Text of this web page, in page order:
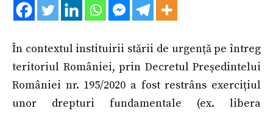
În contextul instituirii stării de urgență pe întreg
teritoriul României, prin Decretul Președintelui
României nr. 195/2020 a fost restrâns exercițiul
unor drepturi fundamentale (ex. libera